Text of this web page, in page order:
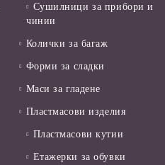
Сушилници за прибори и
чинии
Колички за багаж
Форми за сладки
Маси за гладене
Пластмасови изделия
Пластмасови кутии
Етажерки за обувки